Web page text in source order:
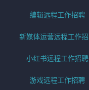
编辑远程工作招聘
新媒体运营远程工作
小红书远程工作招聘
游戏远程工作招聘